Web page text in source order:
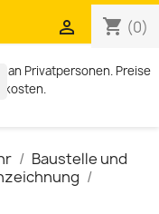
shopping_cart (0)

an Privatpersonen. Preise
Baustelle und